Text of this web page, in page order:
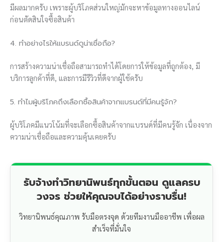
มีผลมากครับ เพราะผู้บริโภคส่วนใหญ่มักจะหาข้อมูลทางออนไลน์
ก่อนตัดสินใจซื้อสินค้า
4. ทำอย่างไรให้แบรนด์ดูน่าเชื่อถือ?
การสร้างความน่าเชื่อถือสามารถทำได้โดยการให้ข้อมูลที่ถูกต้อง, มี
บริการลูกค้าที่ดี, และการมีรีวิวที่ดีจากผู้ใช้ครับ
5. ทำไมผู้บริโภคถึงเลือกซื้อสินค้าจากแบรนด์ที่มีคนรู้จัก?
ผู้บริโภคมีแนวโน้มที่จะเลือกซื้อสินค้าจากแบรนด์ที่มีคนรู้จัก เนื่องจาก
ความน่าเชื่อถือและความคุ้นเคยครับ
รับจ้างทำวิทยานิพนธ์ทุกขั้นตอน ดูแลครบ
วงจร ช่วยให้คุณจบได้อย่างราบรื่น!
วิทยานิพนธ์คุณภาพ รับมือตรงจุด ด้วยทีมงานมืออาชีพ เพื่อผล
สำเร็จที่มั่นใจ